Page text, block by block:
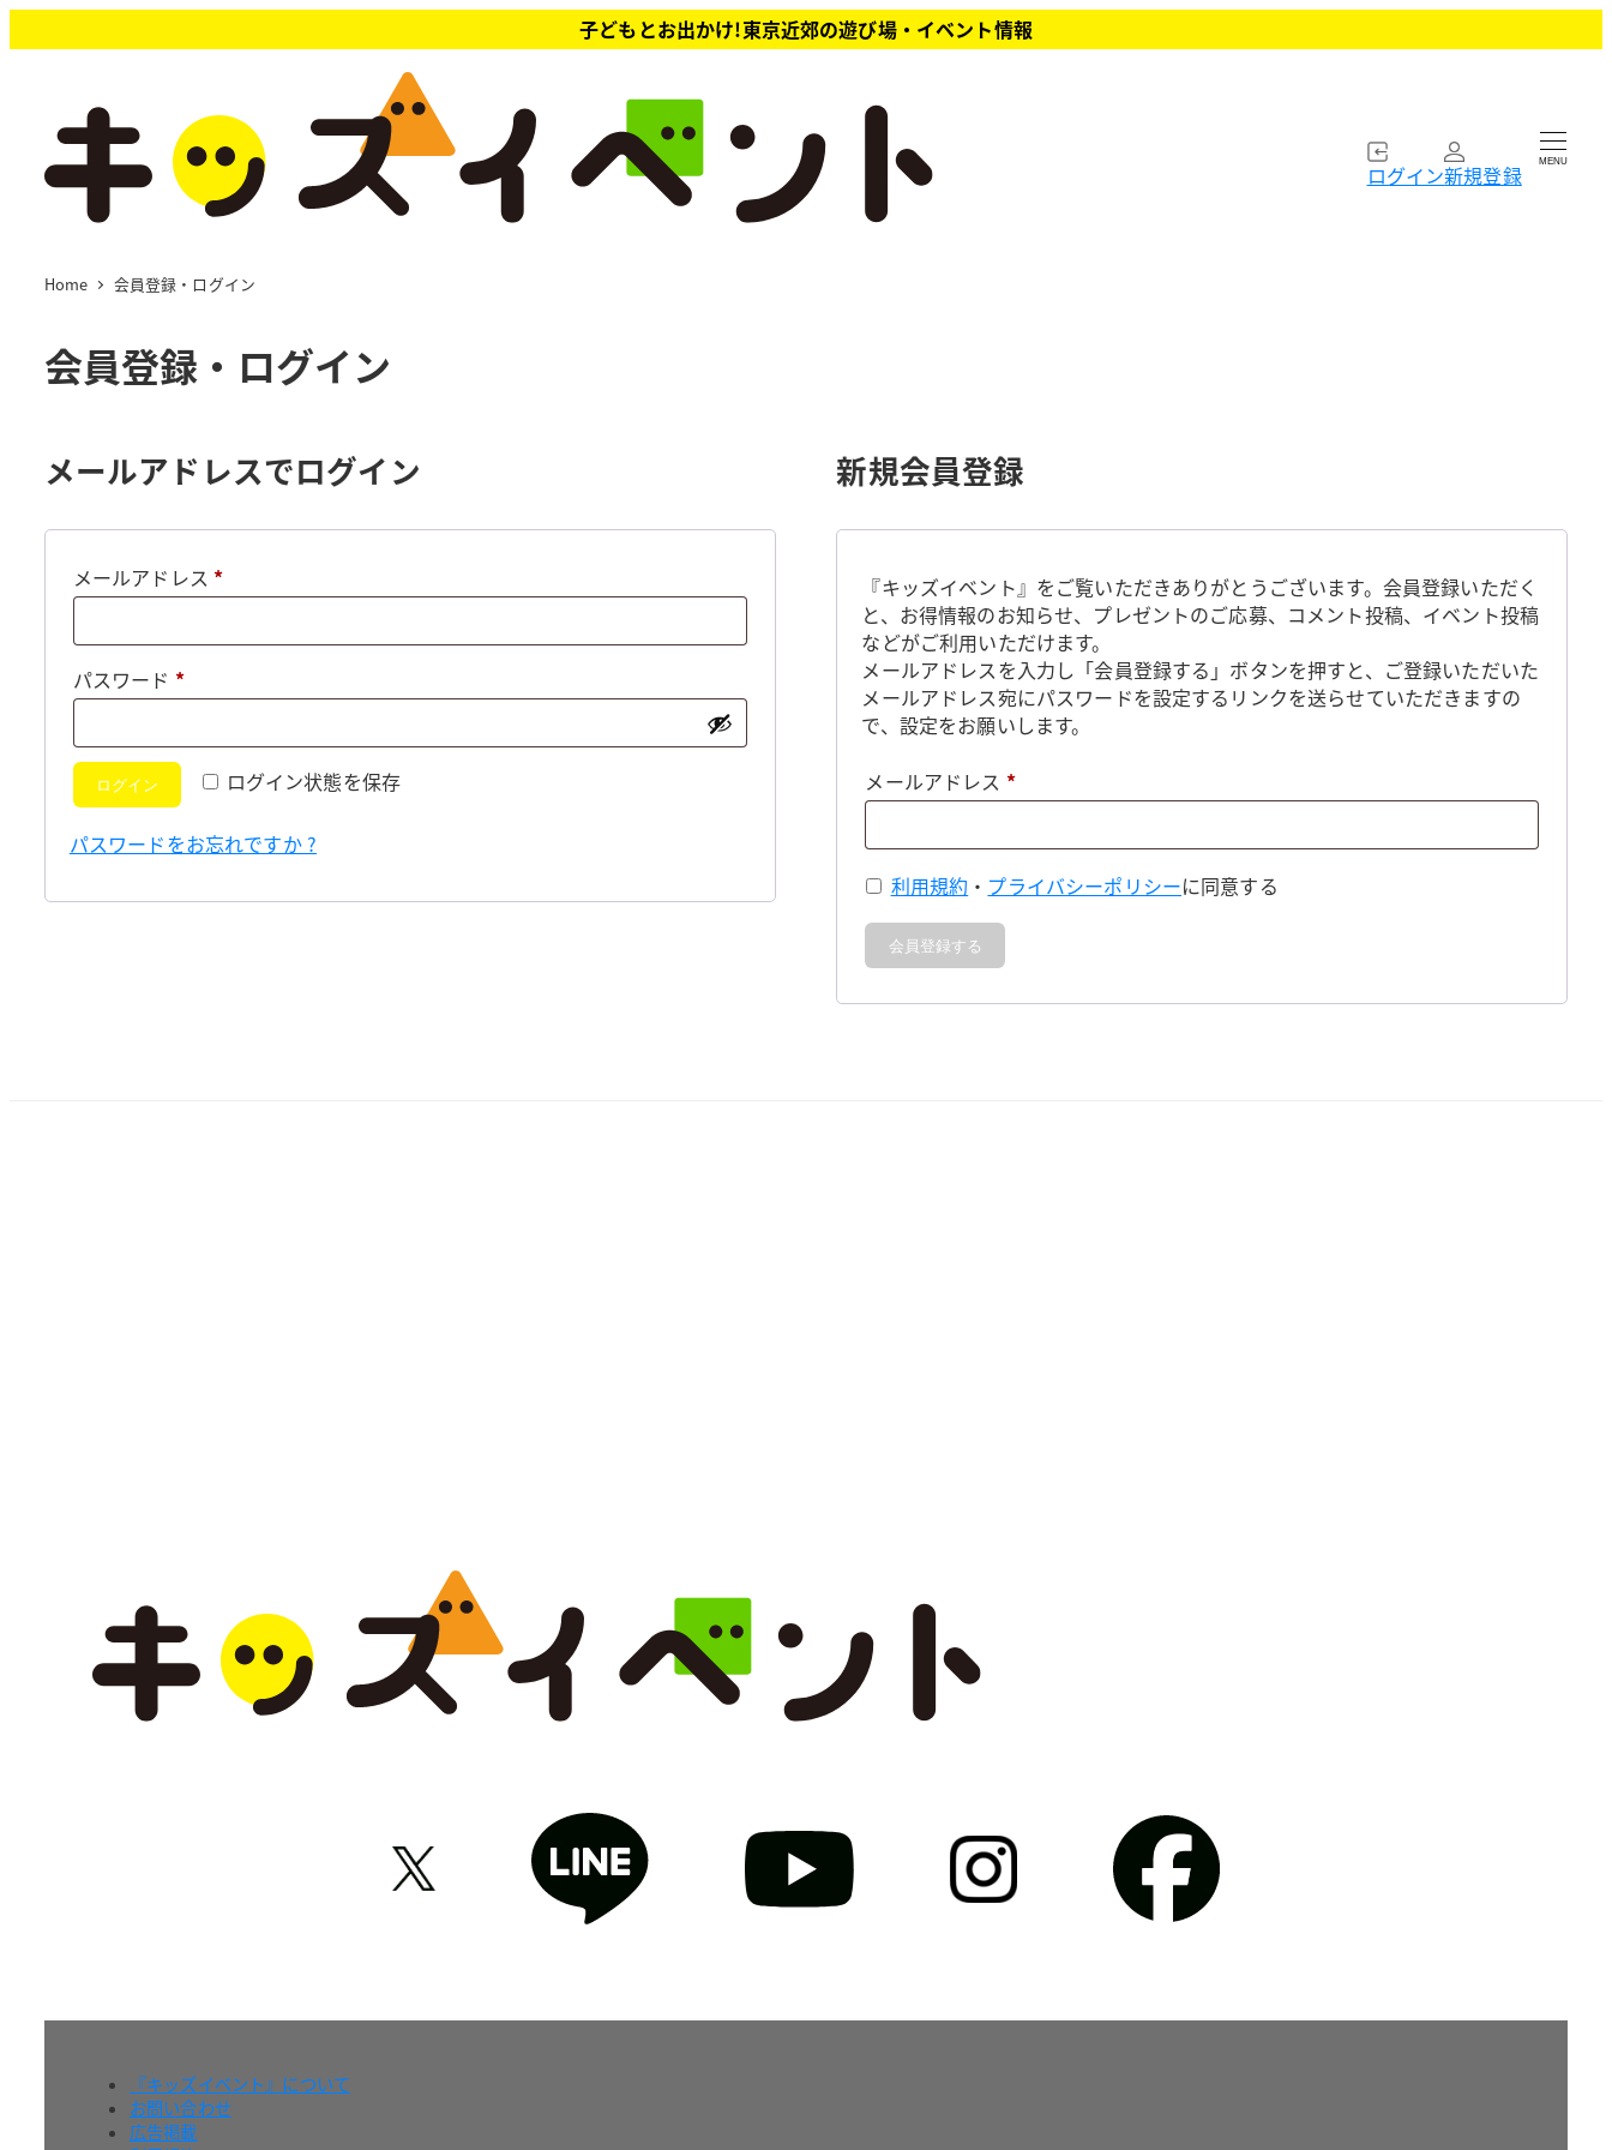
イ
子どもとお出かけ!東京近郊の遊び場・イベント情報
ログイン新規登録 MENU
Home 会員登録・ログイン
会員登録・ログイン
メールアドレスでログイン
メールアドレス *必
パスワード *必
ログイン状態を保存
ログイン
パスワードをお忘れですか ?
新規会員登録
『キッズイベント』をご覧いただきありがとうございます。会員登録いただく
と、お得情報のお知らせ、プレゼントのご応募、コメント投稿、イベント投稿
などがご利用いただけます。
メールアドレスを入力し「会員登録する」ボタンを押すと、ご登録いただいた
メールアドレス宛にパスワードを設定するリンクを送らせていただきますの
で、設定をお願いします。
メールアドレス *必
利用規約 ・ プライバシーポリシーに同意する
会員登録する
『キッズイベント』について
お問い合わせ
広告掲載